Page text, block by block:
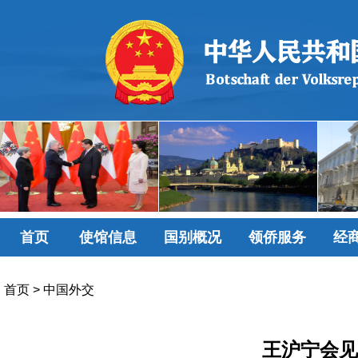
首页 使馆信息 国别概况 领侨服务 经
首页 > 中国外交
王沪宁会